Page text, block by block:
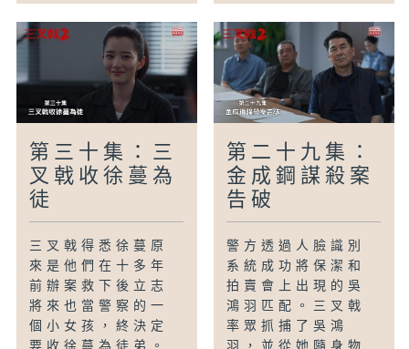
第三十集：三
叉戟收徐蔓為
徒
三叉戟得悉徐蔓原
來是他們在十多年
前辦案救下後立志
將來也當警察的一
個小女孩，終決定
第二十九集：
金成鋼謀殺案
告破
警方透過人臉識別
系統成功將保潔和
拍賣會上出現的吳
鴻羽匹配。三叉戟
率眾抓捕了吳鴻